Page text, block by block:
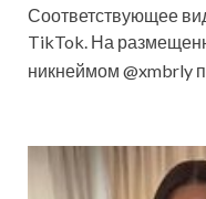
Соответствующее
TikTok. На
никнеймом @xmbrly